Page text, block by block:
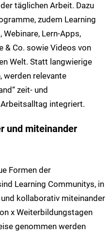
täglichen Arbeit. Dazu
zudem Learning
Webinare, Lern-Apps,
& Co. sowie Videos von
Welt. Statt langwierige
werden relevante
zeit- und
integriert.
und miteinander
Formen der
Learning Communitys, in
kollaborativ miteinander
x Weiterbildungstagen
genommen werden